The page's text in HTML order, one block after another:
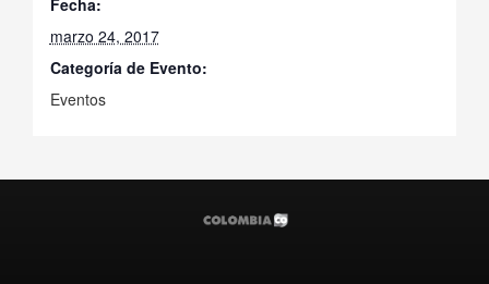
Fecha:
marzo 24, 2017
Categoría de Evento:
Eventos